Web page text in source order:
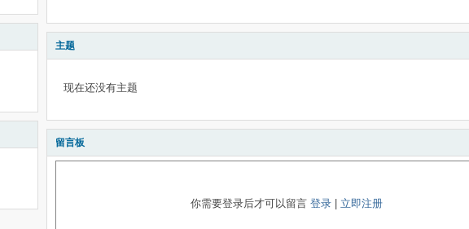
主题
现在还没有主题
留言板
你需要登录后才可以留言 登录 立即注册